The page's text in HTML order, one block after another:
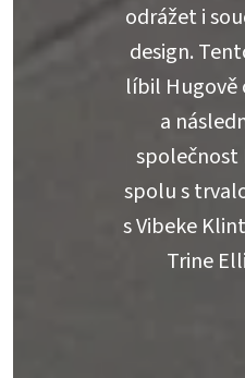
odrážet i
design.
líbil Hugově
a
společnost
spolu s
s Vibeke
Trine